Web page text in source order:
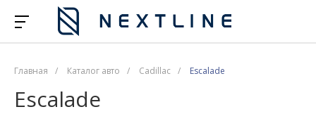
Главная / Каталог авто / Cadillac / Escalade
Escalade